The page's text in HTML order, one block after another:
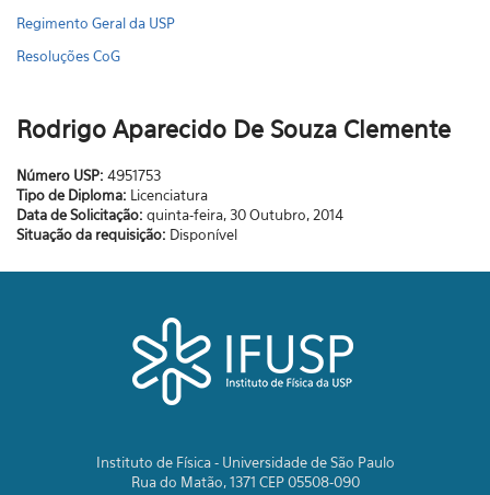
Regimento Geral da USP
Resoluções CoG
Rodrigo Aparecido De Souza Clemente
Número USP: 4951753
Tipo de Diploma: Licenciatura
Data de Solicitação: quinta-feira, 30 Outubro, 2014
Situação da requisição: Disponível
Instituto de Física - Universidade de São Paulo
Rua do Matão, 1371 CEP 05508-090